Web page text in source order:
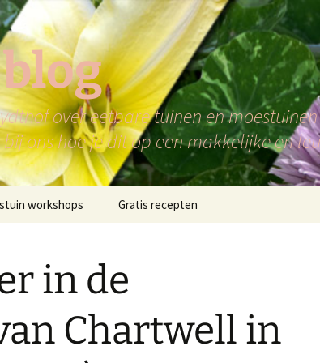
over eetbare tuinen en
ons hoe je dit op een makkelijke en
workshops Gratis recepten
in de
Chartwell in